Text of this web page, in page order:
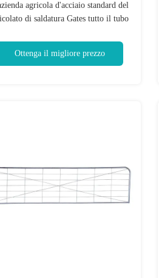
agricola d'acciaio standard del
di saldatura Gates tutto il tubo
Ottenga il migliore prezzo